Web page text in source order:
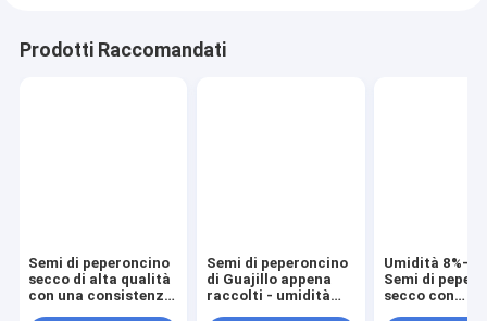
Prodotti Raccomandati
Semi di peperoncino
secco di alta qualità
con una consistenza
Semi di peperoncino
di Guajillo appena
raccolti - umidità
Umidità 8%-
Semi di
secco con